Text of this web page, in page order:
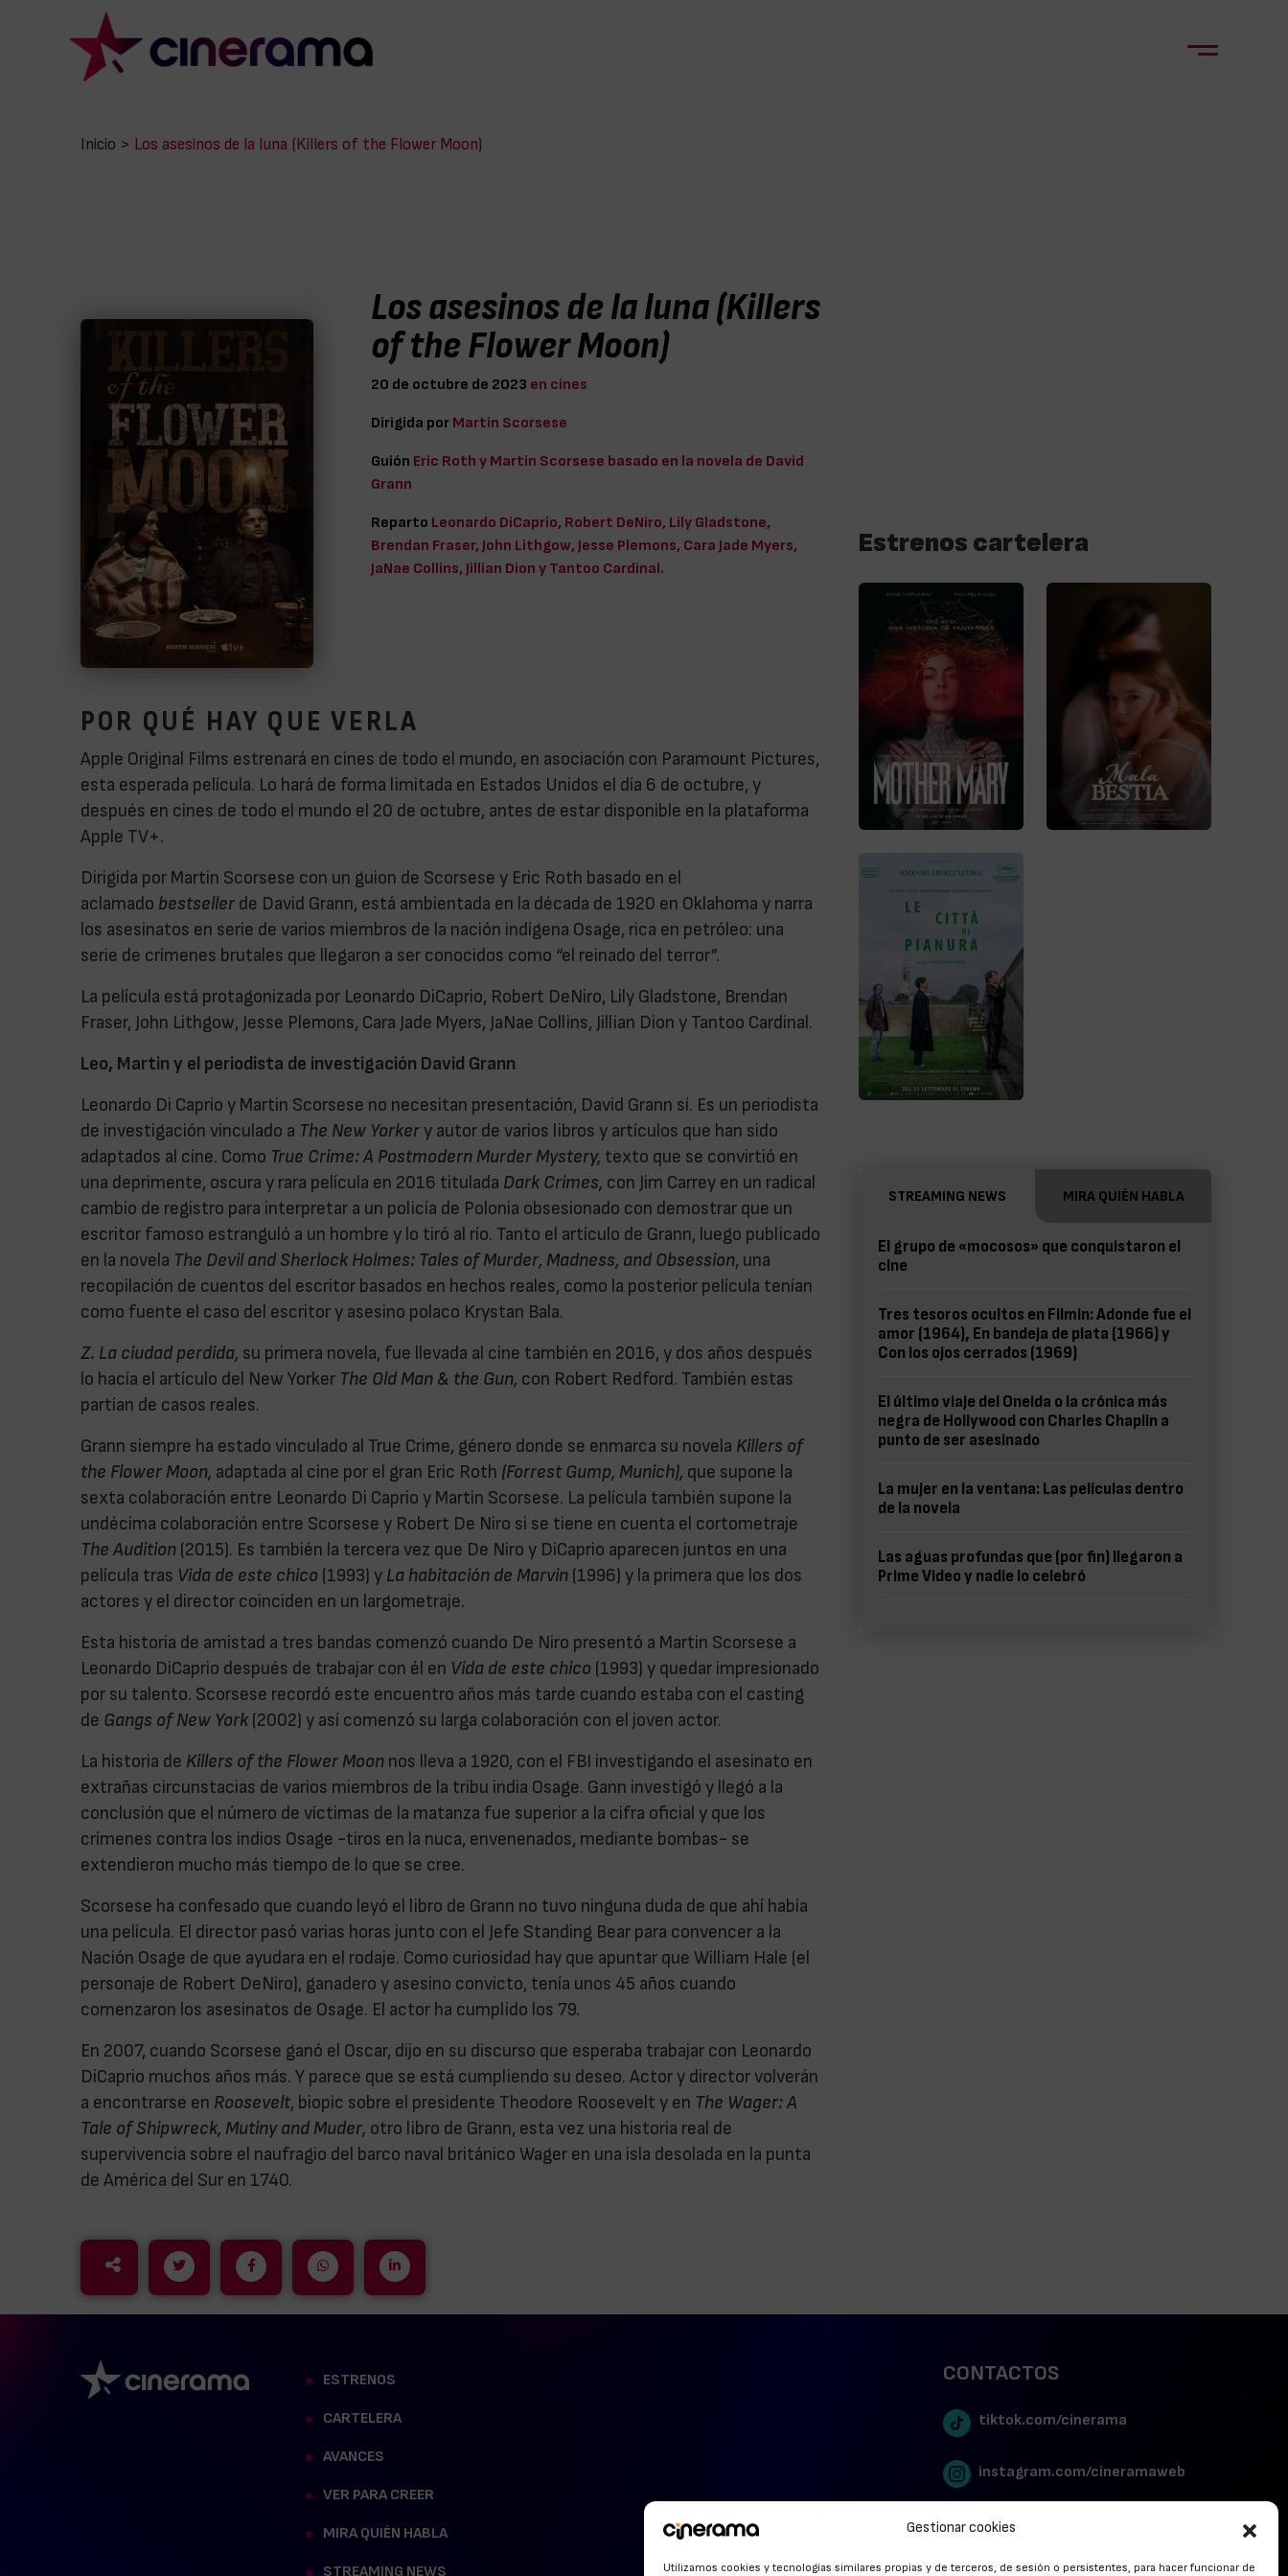
Gestionar cookies
Utilizamos cookies y tecnologías similares propias y de terceros, de sesión o persistentes, para hacer funcionar de
Inicio > Los asesinos de la luna (Killers of the Flower Moon)
Los asesinos de la luna (Killers
of the Flower Moon)
20 de octubre de 2023 en cines
Dirigida por Martin Scorsese
Guión Eric Roth y Martin Scorsese basado en la novela de David
Grann
Reparto Leonardo DiCaprio, Robert DeNiro, Lily Gladstone,
Brendan Fraser, John Lithgow, Jesse Plemons, Cara Jade Myers,
JaNae Collins, Jillian Dion y Tantoo Cardinal.
POR QUÉ HAY QUE VERLA
Apple Original Films estrenará en cines de todo el mundo, en asociación con Paramount Pictures,
esta esperada película. Lo hará de forma limitada en Estados Unidos el día 6 de octubre, y
después en cines de todo el mundo el 20 de octubre, antes de estar disponible en la plataforma
Apple TV+.
Dirigida por Martin Scorsese con un guion de Scorsese y Eric Roth basado en el
aclamado bestseller de David Grann, está ambientada en la década de 1920 en Oklahoma y narra
los asesinatos en serie de varios miembros de la nación indígena Osage, rica en petróleo: una
serie de crímenes brutales que llegaron a ser conocidos como “el reinado del terror”.
La película está protagonizada por Leonardo DiCaprio, Robert DeNiro, Lily Gladstone, Brendan
Fraser, John Lithgow, Jesse Plemons, Cara Jade Myers, JaNae Collins, Jillian Dion y Tantoo Cardinal.
Leo, Martin y el periodista de investigación David Grann
Leonardo Di Caprio y Martin Scorsese no necesitan presentación, David Grann sí. Es un periodista
de investigación vinculado a The New Yorker y autor de varios libros y artículos que han sido
adaptados al cine. Como True Crime: A Postmodern Murder Mystery, texto que se convirtió en
una deprimente, oscura y rara película en 2016 titulada Dark Crimes, con Jim Carrey en un radical
cambio de registro para interpretar a un policía de Polonia obsesionado con demostrar que un
escritor famoso estranguló a un hombre y lo tiró al río. Tanto el artículo de Grann, luego publicado
en la novela The Devil and Sherlock Holmes: Tales of Murder, Madness, and Obsession, una
recopilación de cuentos del escritor basados en hechos reales, como la posterior película tenían
como fuente el caso del escritor y asesino polaco Krystan Bala.
Z. La ciudad perdida, su primera novela, fue llevada al cine también en 2016, y dos años después
lo hacía el artículo del New Yorker The Old Man & the Gun, con Robert Redford. También estas
partían de casos reales.
Grann siempre ha estado vinculado al True Crime, género donde se enmarca su novela Killers of
the Flower Moon, adaptada al cine por el gran Eric Roth (Forrest Gump, Munich), que supone la
sexta colaboración entre Leonardo Di Caprio y Martin Scorsese. La película también supone la
undécima colaboración entre Scorsese y Robert De Niro si se tiene en cuenta el cortometraje
The Audition (2015). Es también la tercera vez que De Niro y DiCaprio aparecen juntos en una
película tras Vida de este chico (1993) y La habitación de Marvin (1996) y la primera que los dos
actores y el director coinciden en un largometraje.
Esta historia de amistad a tres bandas comenzó cuando De Niro presentó a Martin Scorsese a
Leonardo DiCaprio después de trabajar con él en Vida de este chico (1993) y quedar impresionado
por su talento. Scorsese recordó este encuentro años más tarde cuando estaba con el casting
de Gangs of New York (2002) y así comenzó su larga colaboración con el joven actor.
La historia de Killers of the Flower Moon nos lleva a 1920, con el FBI investigando el asesinato en
extrañas circunstacias de varios miembros de la tribu india Osage. Gann investigó y llegó a la
conclusión que el número de víctimas de la matanza fue superior a la cifra oficial y que los
crímenes contra los indios Osage -tiros en la nuca, envenenados, mediante bombas- se
extendieron mucho más tiempo de lo que se cree.
Scorsese ha confesado que cuando leyó el libro de Grann no tuvo ninguna duda de que ahí había
una película. El director pasó varias horas junto con el Jefe Standing Bear para convencer a la
Nación Osage de que ayudara en el rodaje. Como curiosidad hay que apuntar que William Hale (el
personaje de Robert DeNiro), ganadero y asesino convicto, tenía unos 45 años cuando
comenzaron los asesinatos de Osage. El actor ha cumplido los 79.
En 2007, cuando Scorsese ganó el Oscar, dijo en su discurso que esperaba trabajar con Leonardo
DiCaprio muchos años más. Y parece que se está cumpliendo su deseo. Actor y director volverán
a encontrarse en Roosevelt, biopic sobre el presidente Theodore Roosevelt y en The Wager: A
Tale of Shipwreck, Mutiny and Muder, otro libro de Grann, esta vez una historia real de
supervivencia sobre el naufragio del barco naval británico Wager en una isla desolada en la punta
de América del Sur en 1740.
Estrenos cartelera
STREAMING NEWS MIRA QUIÉN HABLA
El grupo de «mocosos» que conquistaron el
cine
Tres tesoros ocultos en Filmin: Adonde fue el
amor (1964), En bandeja de plata (1966) y
Con los ojos cerrados (1969)
El último viaje del Oneida o la crónica más
negra de Hollywood con Charles Chaplin a
punto de ser asesinado
La mujer en la ventana: Las películas dentro
de la novela
Las aguas profundas que (por fin) llegaron a
Prime Video y nadie lo celebró
ESTRENOS
CARTELERA
AVANCES
VER PARA CREER
MIRA QUIÉN HABLA
STREAMING NEWS
CONTACTOS
tiktok.com/cinerama
instagram.com/cineramaweb
twitter.com/cinerames